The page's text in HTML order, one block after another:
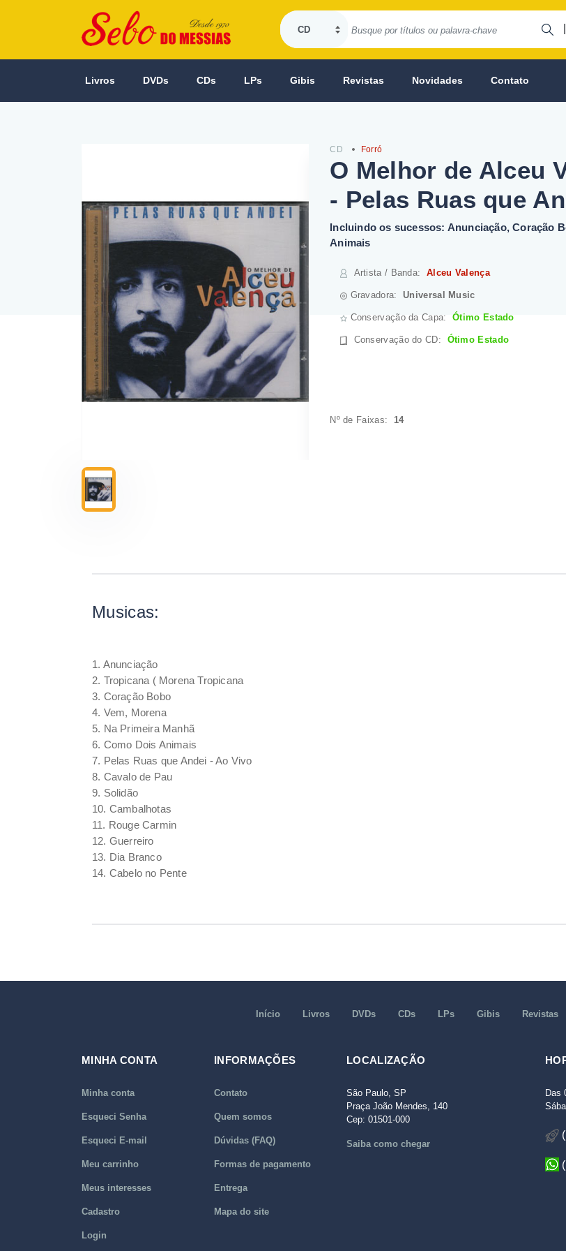
Livros DVDs CDs LPs Gibis Revistas Novidades Contato
CD Forró
O Melhor de Alceu
- Pelas Ruas que
Incluindo os sucessos: Anunciação, Coração
Animais
Artista / Banda: Alceu Valença
Gravadora:Universal Music
Conservação da Capa:Ótimo Estado
Conservação do CD: Ótimo Estado
Nº de Faixas: 14
Musicas:
1. Anunciação
2. Tropicana ( Morena Tropicana
3. Coração Bobo
4. Vem, Morena
5. Na Primeira Manhã
6. Como Dois Animais
7. Pelas Ruas que Andei - Ao Vivo
8. Cavalo de Pau
9. Solidão
10. Cambalhotas
11. Rouge Carmin
12. Guerreiro
13. Dia Branco
14. Cabelo no Pente
Início Livros DVDs CDs LPs Gibis Revistas
MINHA CONTA
Minha conta
Esqueci Senha
Esqueci E-mail
Meu carrinho
Meus interesses
Cadastro
Login
INFORMAÇÕES
Contato
Quem somos
Dúvidas (FAQ)
Formas de pagamento
Entrega
Mapa do site
LOCALIZAÇÃO
São Paulo, SP
Praça João Mendes, 140
Cep: 01501-000
Saiba como chegar
Das